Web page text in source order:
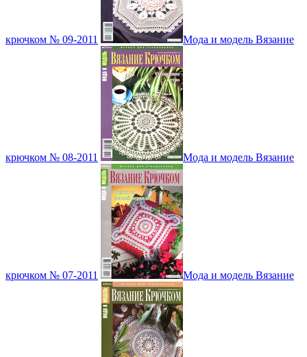
крючком № 09-2011 Мода и модель Вязание
крючком № 08-2011 Мода и модель Вязание
крючком № 07-2011 Мода и модель Вязание